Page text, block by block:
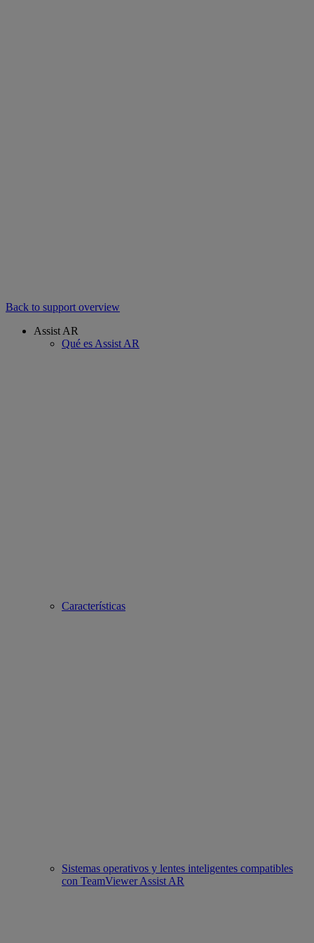
Back to support overview
Assist AR
Qué es Assist AR
Características
Sistemas operativos y lentes inteligentes compatibles
con TeamViewer Assist AR